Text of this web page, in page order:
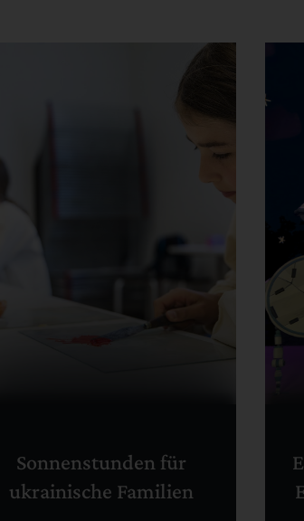
Sonnenstunden für
ukrainische Familien